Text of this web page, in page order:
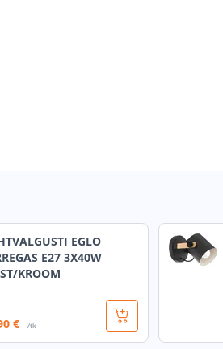
EGLO
E27 3X40W
KROOM
€ /tk